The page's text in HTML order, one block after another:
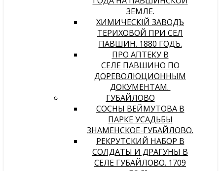
ЗЕМЛЕ.
ХИМИЧЕСКIЙ ЗАВОДЪ
ТЕРИХОВОЙ ПРИ СЕЛѢ
ПАВШИНѢ. 1880 ГОДЪ.
ПРО АПТЕКУ В
СЕЛЕ ПАВШИНО ПО
ДОРЕВОЛЮЦИОННЫМ
ДОКУМЕНТАМ.
ГУБАЙЛОВО
СОСНЫ ВЕЙМУТОВА В
ПАРКЕ УСАДЬБЫ
ЗНАМЕНСКОЕ-ГУБАЙЛОВО.
РЕКРУТСКИЙ НАБОР В
СОЛДАТЫ И ДРАГУНЫ В
СЕЛЕ ГУБАЙЛОВО. 1709